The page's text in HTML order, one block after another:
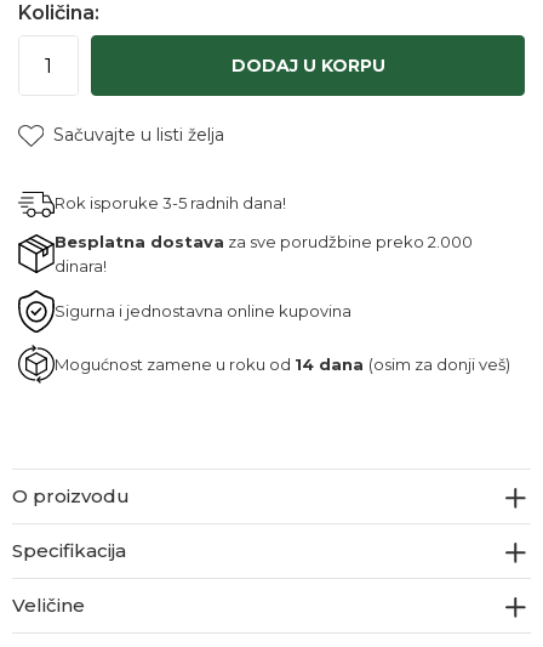
Količina:
DODAJ U KORPU
Sačuvajte u listi želja
Rok isporuke 3-5 radnih dana!
Besplatna dostava za sve porudžbine preko 2.000
dinara!
Sigurna i jednostavna online kupovina
Mogućnost zamene u roku od 14 dana (osim za donji veš)
O proizvodu
Specifikacija
Veličine